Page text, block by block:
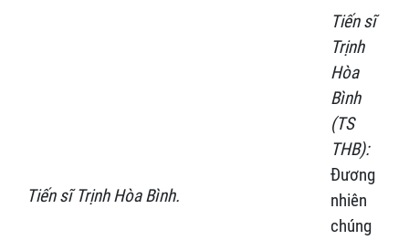
Tiến sĩ Trịnh Hòa Bình.
Tiến sĩ
Trịnh
Hòa
Bình
(TS
THB):
Đương
nhiên
chúng